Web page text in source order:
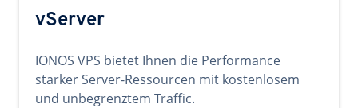
vServer
IONOS VPS bietet Ihnen die Performance
starker Server-Ressourcen mit kostenlosem
und unbegrenztem Traffic.